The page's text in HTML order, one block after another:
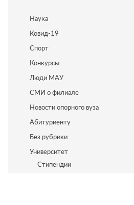
Наука
Ковид-19
Спорт
Конкурсы
Люди МАУ
СМИ о филиале
Новости опорного вуза
Абитуриенту
Без рубрики
Университет
Стипендии